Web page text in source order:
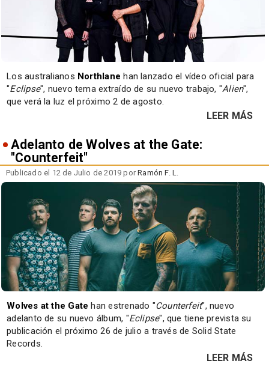
Los australianos Northlane han lanzado el vídeo oficial para
"Eclipse", nuevo tema extraído de su nuevo trabajo, "Alien",
que verá la luz el próximo 2 de agosto.
LEER MÁS
Adelanto de Wolves at the Gate:
"Counterfeit"
Publicado el 12 de Julio de 2019 porRamón F. L.
Wolves at the Gate han estrenado "Counterfeit", nuevo
adelanto de su nuevo álbum, "Eclipse", que tiene prevista su
publicación el próximo 26 de julio a través de Solid State
Records.
LEER MÁS